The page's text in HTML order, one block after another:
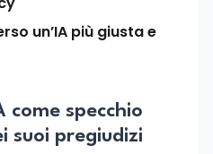
un’IA più giusta e
come specchio
suoi pregiudizi